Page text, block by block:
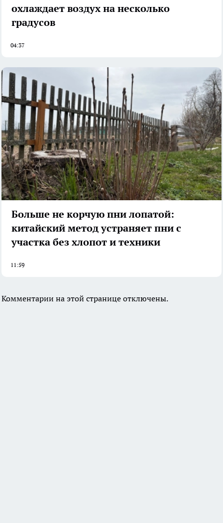
охлаждает воздух на несколько
градусов
04:37
Больше не корчую пни лопатой:
китайский метод устраняет пни с
участка без хлопот и техники
11:59
Комментарии на этой странице отключены.